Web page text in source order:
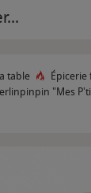
table Épicerie
"Mes